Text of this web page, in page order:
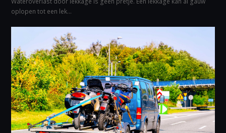
oplopen tot een lek…